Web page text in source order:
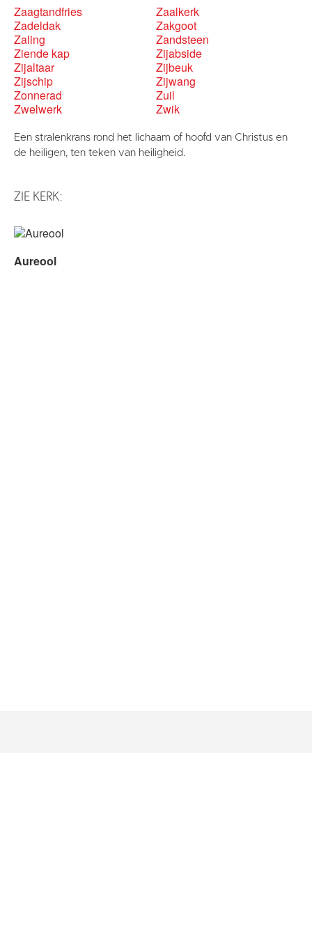
Zaagtandfries
Zaalkerk
Zadeldak
Zakgoot
Zaling
Zandsteen
Ziende kap
Zijabside
Zijaltaar
Zijbeuk
Zijschip
Zijwang
Zonnerad
Zuil
Zwelwerk
Zwik
Een stralenkrans rond het lichaam of hoofd van Christus en
de heiligen, ten teken van heiligheid.
ZIE KERK:
Aureool